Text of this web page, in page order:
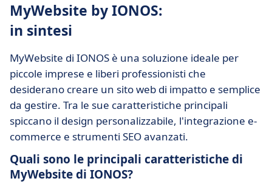
MyWebsite by IONOS:
in sintesi
MyWebsite di IONOS è una soluzione ideale per
piccole imprese e liberi professionisti che
desiderano creare un sito web di impatto e semplice
da gestire. Tra le sue caratteristiche principali
spiccano il design personalizzabile, l'integrazione e-
commerce e strumenti SEO avanzati.
Quali sono le principali caratteristiche di
MyWebsite di IONOS?